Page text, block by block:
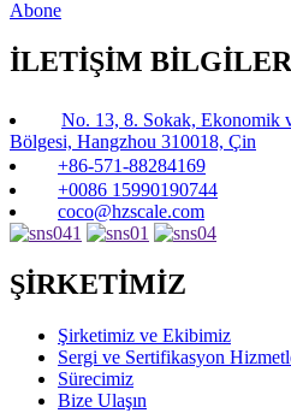
Abone
İLETİŞİM
No. 13, 8. Sokak, Ekonomik
Bölgesi, Hangzhou 310018, Çin
+86-571-88284169
+0086 15990190744
coco@hzscale.com
ŞİRKETİMİZ
Şirketimiz ve Ekibimiz
Sergi ve Sertifikasyon
Sürecimiz
Bize Ulaşın